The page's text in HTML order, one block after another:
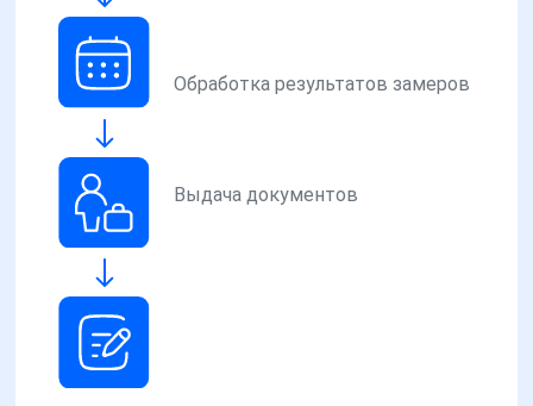
Обработка результатов замеров
Выдача документов